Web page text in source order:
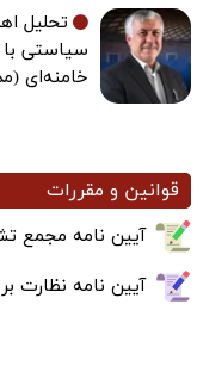
تحلیل
سیاستی با
خامنه‌ای
قوانین و مقررات
آیین نامه مجمع
آیین نامه نظارت